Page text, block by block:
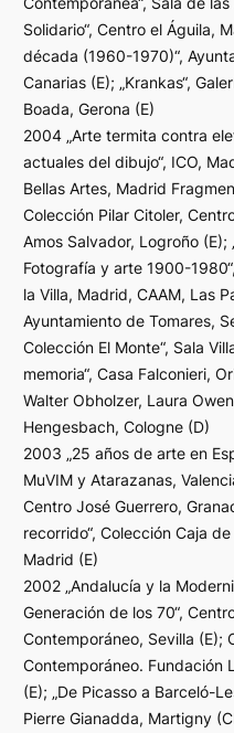
Solidario“, Centro el Águila,
década (1960-1970)“,
Canarias (E); „Krankas“,
Boada, Gerona (E)
2004 „Arte termita contra
actuales del dibujo“, ICO,
Bellas Artes, Madrid
Colección Pilar Citoler,
Amos Salvador, Logroño (E);
Fotografía y arte 1900-
la Villa, Madrid, CAAM, Las
Ayuntamiento de Tomares,
Colección El Monte“, Sala
memoria“, Casa Falconieri,
Walter Obholzer, Laura
Hengesbach, Cologne (D)
2003 „25 años de arte en
MuVIM y Atarazanas,
Centro José Guerrero,
recorrido“, Colección Caja
Madrid (E)
2002 „Andalucía y la
Generación de los 70“,
Contemporáneo, Sevilla (E);
Contemporáneo. Fundación
(E); „De Picasso a Barceló-
Pierre Gianadda, Martigny